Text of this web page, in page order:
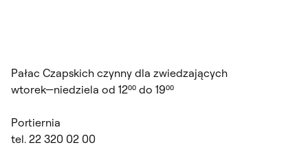
Pałac Czapskich czynny dla zwiedzających
wtorek—niedziela od 12⁰⁰ do 19⁰⁰
Portiernia
tel. 22 320 02 00